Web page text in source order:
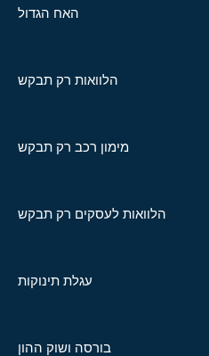
האח הגדול
הלוואות רק תבקש
מימון רכב רק תבקש
הלוואות לעסקים רק תבקש
עגלת תינוקות
בורסה ושוק ההון